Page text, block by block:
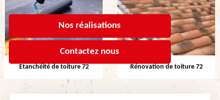
Nos réalisations
Contactez nous
Etanchéité de toiture 72 Rénovation de toiture 72